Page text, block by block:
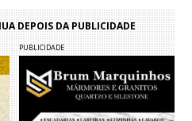
DEPOIS DA PUBLICIDADE
PUBLICIDADE